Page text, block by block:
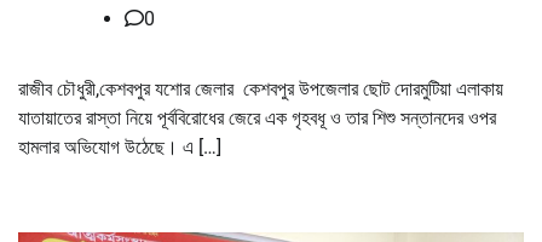
0
রাজীব চৌধুরী,কেশবপুর যশোর জেলার কেশবপুর উপজেলার ছোট দোরমুটিয়া এলাকায়
যাতায়াতের রাস্তা নিয়ে পূর্ববিরোধের জেরে এক গৃহবধূ ও তার শিশু সন্তানদের ওপর
হামলার অভিযোগ উঠেছে। এ […]